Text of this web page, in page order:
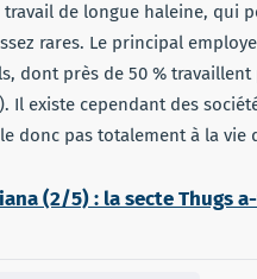
travail de longue haleine, qui
rares. Le principal
dont près de 50 %
Il existe cependant des
donc pas totalement à la vie
(2/5) : la secte Thugs